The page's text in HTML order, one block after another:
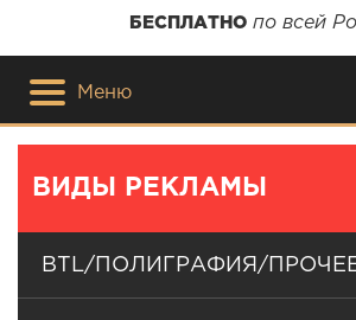
БЕСПЛАТНО по всей
Меню
ВИДЫ РЕКЛАМЫ
BTL/ПОЛИГРАФИЯ/